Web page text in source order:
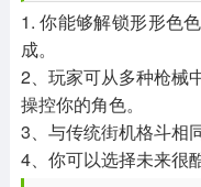
1. 你能够解锁形形色
成。
2、玩家可从多种枪械
操控你的角色。
3、与传统街机格斗相
4、你可以选择未来很